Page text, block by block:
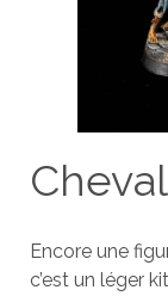
Encore une
c’est un léger